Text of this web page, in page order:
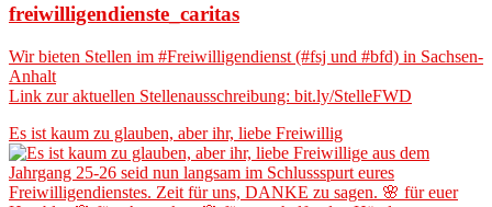
freiwilligendienste_caritas
Wir bieten Stellen im #Freiwilligendienst (#fsj und #bfd) in Sachsen-
Anhalt
Link zur aktuellen Stellenausschreibung: bit.ly/StelleFWD
Es ist kaum zu glauben, aber ihr, liebe Freiwillig